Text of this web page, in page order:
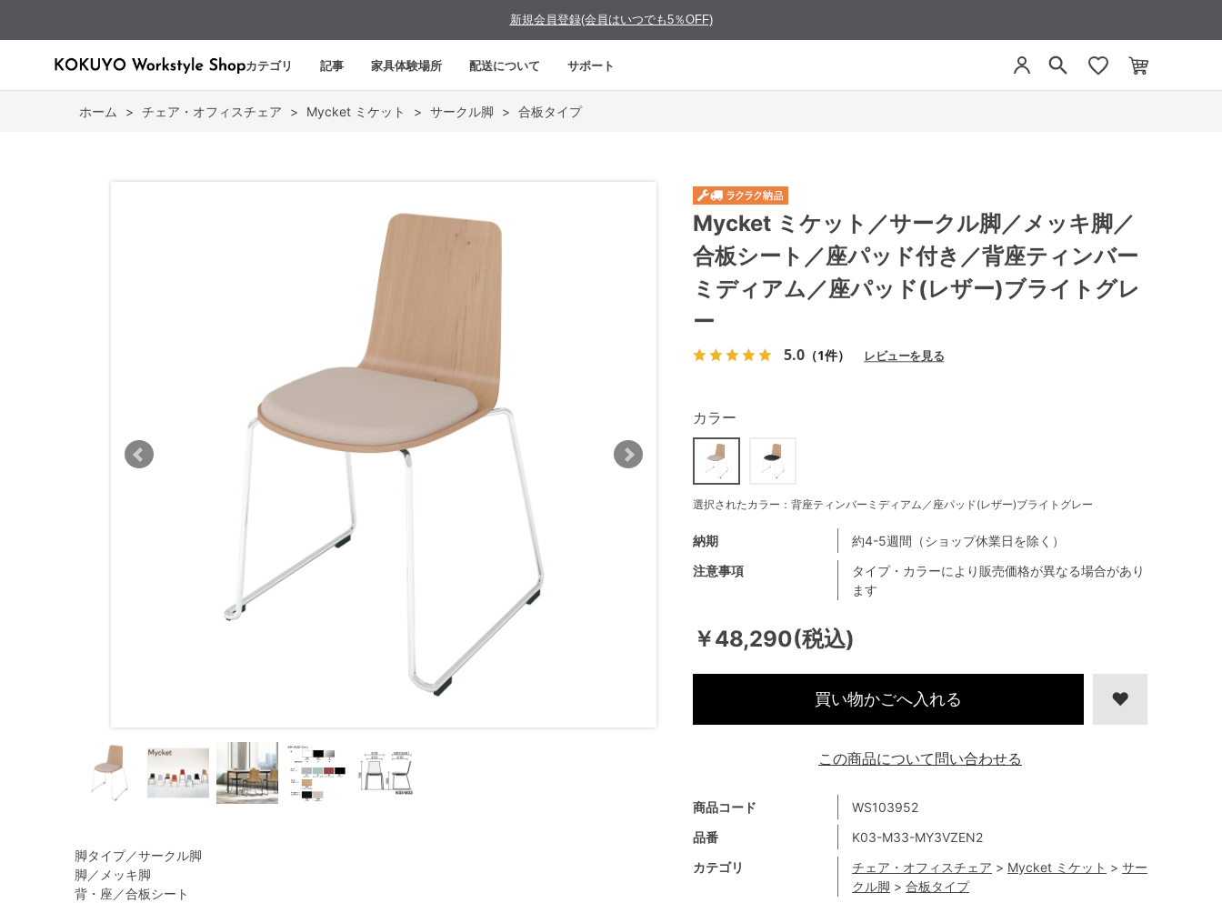
新規会員登録(会員はいつでも5％OFF)
カテゴリ 記事 家具体験場所 配送について サポート
ホーム > チェア・オフィスチェア > Mycket ミケット > サークル脚 > 合板タイプ
脚タイプ／サークル脚
脚／メッキ脚
背・座／合板シート
Mycket ミケット／サークル脚／メッキ脚／
合板シート／座パッド付き／背座ティンバー
ミディアム／座パッド(レザー)ブライトグレ
ー
5.0 （1件） レビューを見る
￥48,290(税込)
商品コード
WS103952
品番
K03-M33-MY3VZEN2
カテゴリ
チェア・オフィスチェア > Mycket ミケット > サー
クル脚 > 合板タイプ
注意事項
タイプ・カラーにより販売価格が異なる場合があり
ます
納期 約4-5週間（ショップ休業日を除く）
カラー
選択されたカラー：背座ティンバーミディアム／座パッド(レザー)ブライトグレー
買い物かごへ入れる
この商品について問い合わせる